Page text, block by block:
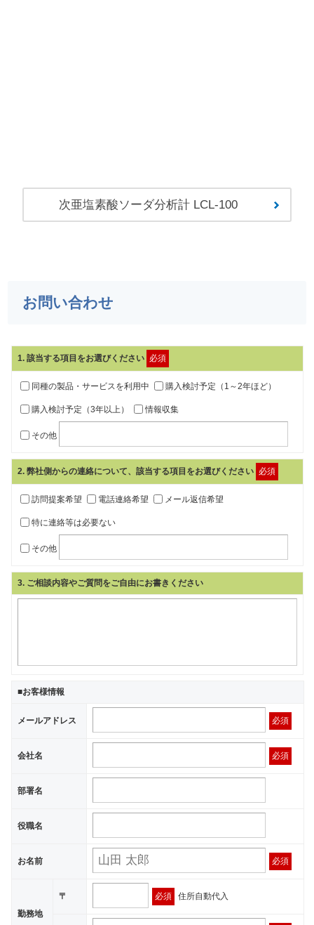
次亜塩素酸ソーダ分析計 LCL-100
お問い合わせ
1. 該当する項目をお選びください 必須
同種の製品・サービスを利用中 購入検討予定（1～2年ほど）
購入検討予定（3年以上） 情報収集
その他
2. 弊社側からの連絡について、該当する項目をお選びください 必須
訪問提案希望 電話連絡希望 メール返信希望
特に連絡等は必要ない
その他
3. ご相談内容やご質問をご自由にお書きください
■お客様情報
メールアドレス 必須
会社名 必須
部署名
役職名
お名前 必須
勤務地
〒 必須 住所自動代入